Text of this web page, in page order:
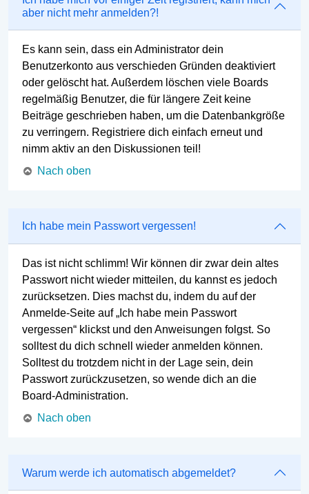
aber nicht mehr anmelden?!
Es kann sein, dass ein Administrator dein
Benutzerkonto aus verschieden Gründen deaktiviert
oder gelöscht hat. Außerdem löschen viele Boards
regelmäßig Benutzer, die für längere Zeit keine
Beiträge geschrieben haben, um die Datenbankgröße
zu verringern. Registriere dich einfach erneut und
nimm aktiv an den Diskussionen teil!
Nach oben
Ich habe mein Passwort vergessen!
Das ist nicht schlimm! Wir können dir zwar dein altes
Passwort nicht wieder mitteilen, du kannst es jedoch
zurücksetzen. Dies machst du, indem du auf der
Anmelde-Seite auf „Ich habe mein Passwort
vergessen“ klickst und den Anweisungen folgst. So
solltest du dich schnell wieder anmelden können.
Solltest du trotzdem nicht in der Lage sein, dein
Passwort zurückzusetzen, so wende dich an die
Board-Administration.
Nach oben
Warum werde ich automatisch abgemeldet?